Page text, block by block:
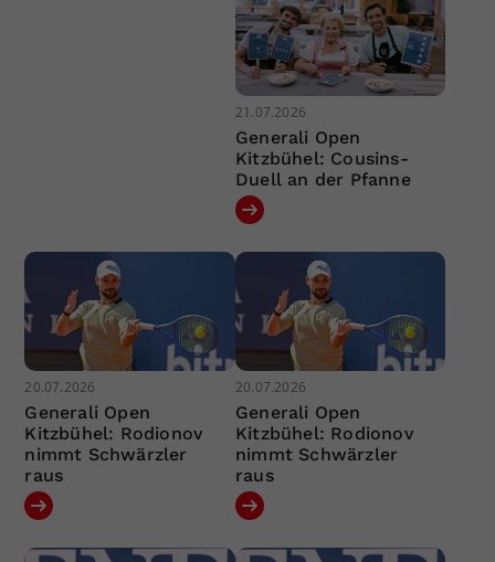
21.07.2026
Generali Open
Kitzbühel: Cousins-
Duell an der Pfanne
20.07.2026
Generali Open
Kitzbühel: Rodionov
nimmt Schwärzler
raus
20.07.2026
Generali Open
Kitzbühel: Rodionov
nimmt Schwärzler
raus